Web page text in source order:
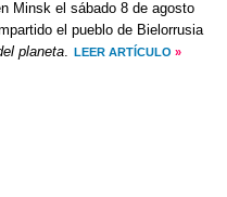
Minsk el sábado 8 de agosto
el pueblo de Bielorrusia
planeta. LEER ARTÍCULO »